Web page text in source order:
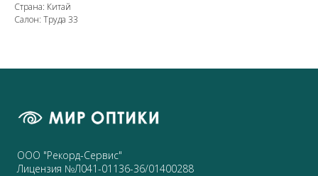
Страна: Китай
Салон: Труда 33
ООО "Рекорд-Сервис"
Лицензия №Л041-01136-36/01400288